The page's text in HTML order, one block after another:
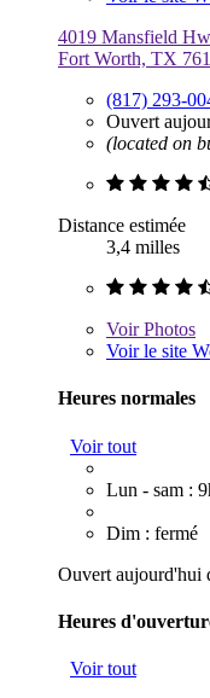
4019 Mansfield
Fort Worth, TX
(817) 293-
Ouvert
(located on
Distance estimée
3,4 milles
VoirPhotos
Voir le site
Heures normales
Voir tout
Lun - sam :
Dim : fermé
Ouvert aujourd'hui
Heures
Voir tout